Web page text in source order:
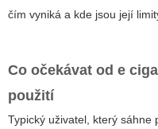
čím vyniká a kde jsou její
Co očekávat od e
použití
Typický uživatel, který sáhne